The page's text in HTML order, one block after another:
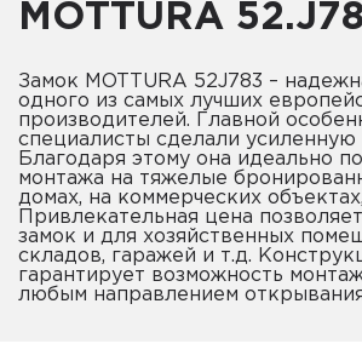
MOTTURA
Замок MOTTURA 52J783 – надежная защита от
одного из самых лучших
производителей. Главной
специалисты сделали
Благодаря этому она идеально
монтажа на тяжелые
домах, на коммерческих
Привлекательная цена
замок и для хозяйственных
складов, гаражей и т.д.
гарантирует возможность
любым направлением